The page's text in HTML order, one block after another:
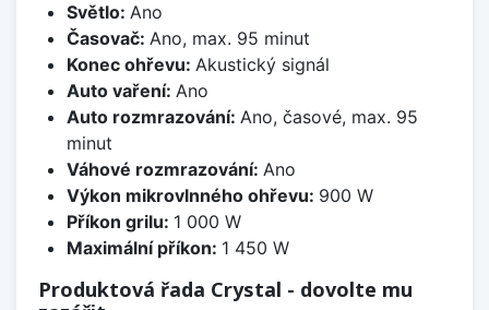
Světlo: Ano
Časovač: Ano, max. 95 minut
Konec ohřevu: Akustický signál
Auto vaření: Ano
Auto rozmrazování: Ano, časové, max. 95
minut
Váhové rozmrazování: Ano
Výkon mikrovlnného ohřevu: 900 W
Příkon grilu: 1 000 W
Maximální příkon: 1 450 W
Produktová řada Crystal - dovolte mu